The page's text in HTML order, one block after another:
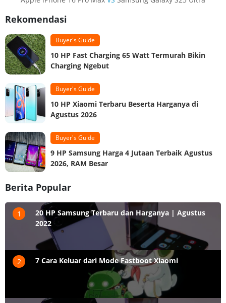
Rekomendasi
Buyer's Guide
10 HP Fast Charging 65 Watt Termurah Bikin
Charging Ngebut
Buyer's Guide
10 HP Xiaomi Terbaru Beserta Harganya di
Agustus 2026
Buyer's Guide
9 HP Samsung Harga 4 Jutaan Terbaik Agustus
2026, RAM Besar
Berita Popular
1
20 HP Samsung Terbaru dan Harganya | Agustus
2022
2 7 Cara Keluar dari Mode Fastboot Xiaomi